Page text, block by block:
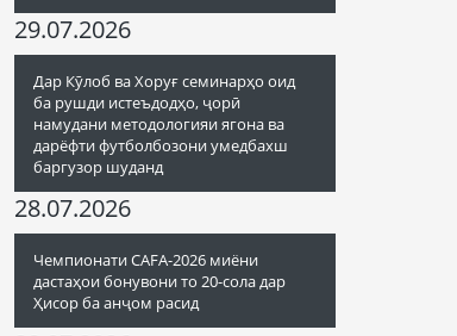
29.07.2026
Дар Кӯлоб ва Хоруғ семинарҳо оид
ба рушди истеъдодҳо, ҷорӣ
намудани методологияи ягона ва
дарёфти футболбозони умедбахш
баргузор шуданд
28.07.2026
Чемпионати CAFA-2026 миёни
дастаҳои бонувони то 20-сола дар
Ҳисор ба анҷом расид